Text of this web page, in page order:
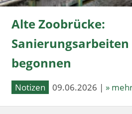
Alte Zoobrücke:
Sanierungsarbeiten
begonnen
Notizen 09.06.2026 | »